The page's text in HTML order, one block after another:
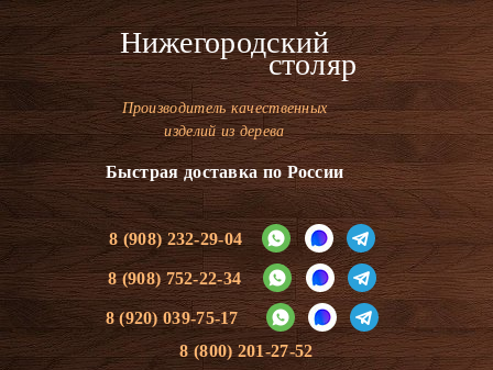
Нижегородский
столяр
Производитель качественных
изделий из дерева
Быстрая доставка по России
8 (908) 232-29-04
8 (908) 752-22-34
8 (920) 039-75-17
8 (800) 201-27-52